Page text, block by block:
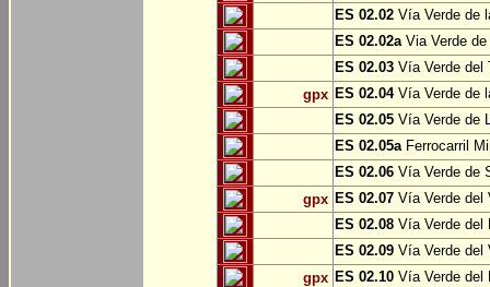
ES 02.02 Vía Verde de
ES 02.02aVia Verde de
ES 02.03 Vía Verde del
gpx ES 02.04Vía Verde de
ES 02.05 Vía Verde de
ES 02.05aFerrocarril
ES 02.06 Vía Verde de
gpx ES 02.07 Vía Verde del
ES 02.08 Vía Verde del
ES 02.09 Vía Verde del
gpx ES 02.10 Vía Verde del